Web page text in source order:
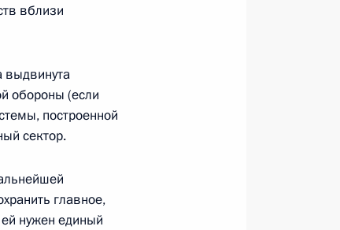
7
вблизи
выдвинута
обороны (если
построенной
сектор.
главное,
нужен единый